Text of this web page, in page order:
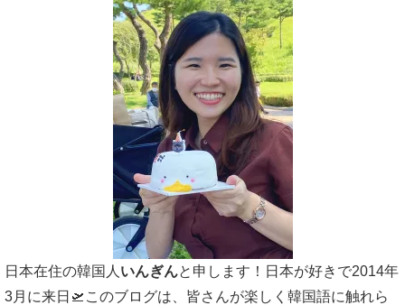
日本在住の韓国人 いんぎんと申します！日本が好きで2014年
3月に来日🛫このブログは、皆さんが楽しく韓国語に触れら